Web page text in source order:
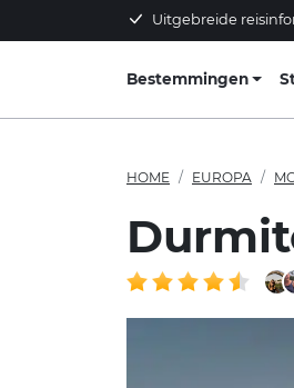
Uitgebreide
Bestemmingen
HOME EUROPA